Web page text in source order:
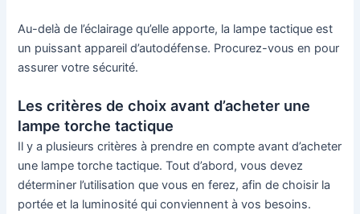
Au-delà de l’éclairage qu’elle apporte, la lampe tactique est
un puissant appareil d’autodéfense. Procurez-vous en pour
assurer votre sécurité.
Les critères de choix avant d’acheter une
lampe torche tactique
Il y a plusieurs critères à prendre en compte avant d’acheter
une lampe torche tactique. Tout d’abord, vous devez
déterminer l’utilisation que vous en ferez, afin de choisir la
portée et la luminosité qui conviennent à vos besoins.